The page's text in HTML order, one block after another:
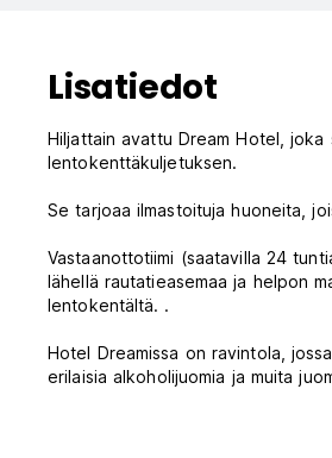
Lisatiedot
Hiljattain avattu Dream Hotel,
lentokenttäkuljetuksen.
Se tarjoaa ilmastoituja huoneita,
Vastaanottotiimi (saatavilla 24
lähellä rautatieasemaa ja helpon
lentokentältä. .
Hotel Dreamissa on ravintola,
erilaisia ​​alkoholijuomia ja muita